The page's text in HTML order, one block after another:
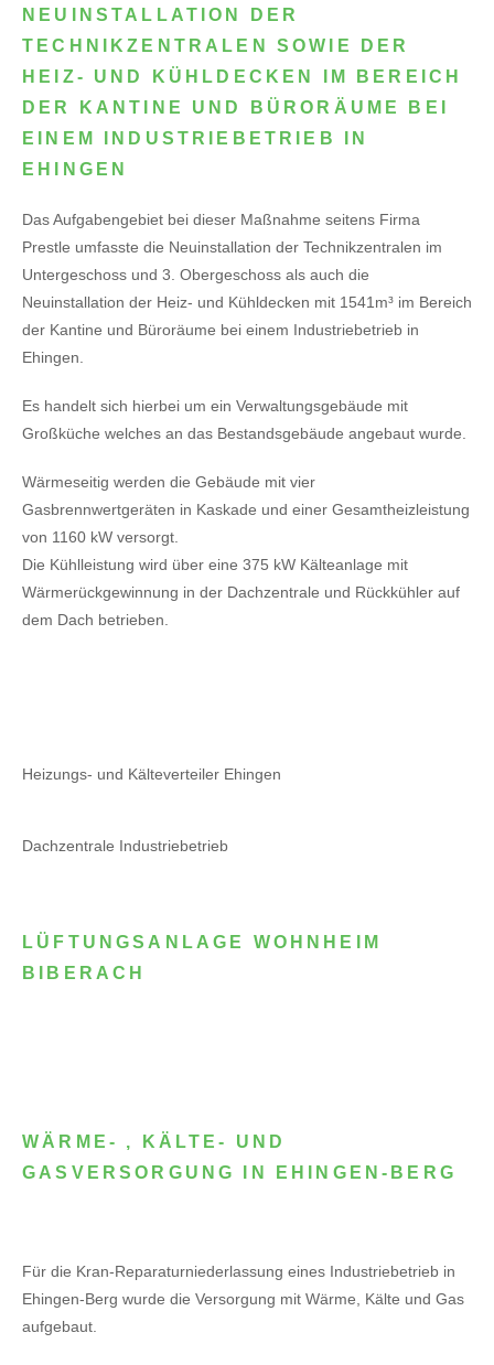
NEUINSTALLATION DER
TECHNIKZENTRALEN SOWIE DER
HEIZ- UND KÜHLDECKEN IM BEREICH
DER KANTINE UND BÜRORÄUME BEI
EINEM INDUSTRIEBETRIEB IN
EHINGEN
Das Aufgabengebiet bei dieser Maßnahme seitens Firma
Prestle umfasste die Neuinstallation der Technikzentralen im
Untergeschoss und 3. Obergeschoss als auch die
Neuinstallation der Heiz- und Kühldecken mit 1541m³ im Bereich
der Kantine und Büroräume bei einem Industriebetrieb in
Ehingen.
Es handelt sich hierbei um ein Verwaltungsgebäude mit
Großküche welches an das Bestandsgebäude angebaut wurde.
Wärmeseitig werden die Gebäude mit vier
Gasbrennwertgeräten in Kaskade und einer Gesamtheizleistung
von 1160 kW versorgt.
Die Kühlleistung wird über eine 375 kW Kälteanlage mit
Wärmerückgewinnung in der Dachzentrale und Rückkühler auf
dem Dach betrieben.
Heizungs- und Kälteverteiler Ehingen
Dachzentrale Industriebetrieb
LÜFTUNGSANLAGE WOHNHEIM
BIBERACH
WÄRME- , KÄLTE- UND
GASVERSORGUNG IN EHINGEN-BERG
Für die Kran-Reparaturniederlassung eines Industriebetrieb in
Ehingen-Berg wurde die Versorgung mit Wärme, Kälte und Gas
aufgebaut.